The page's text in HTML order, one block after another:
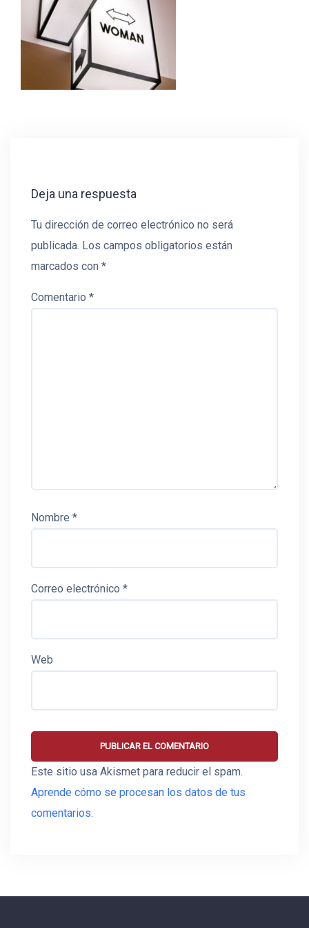
Deja una respuesta
Tu dirección de correo electrónico no será
publicada. Los campos obligatorios están
marcados con *
Comentario *
Nombre *
Correo electrónico *
Web
Este sitio usa Akismet para reducir el spam.
Aprende cómo se procesan los datos de tus
comentarios.